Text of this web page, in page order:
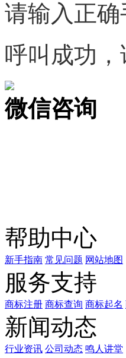
请输入正确
呼叫成功
微信咨询
帮助中心
新手指南 常见问题 网站地图
服务支持
商标注册 商标查询 商标起名
新闻动态
行业资讯 公司动态 鸣人讲堂